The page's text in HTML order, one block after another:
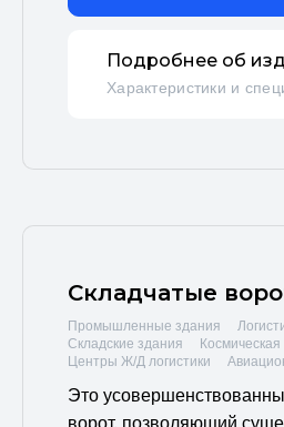
Подробнее об
Характеристики и
Складчатые
Промышленные здания
Складские здания
Центры Ж/Д логистики
Это
ворот, позволяющий